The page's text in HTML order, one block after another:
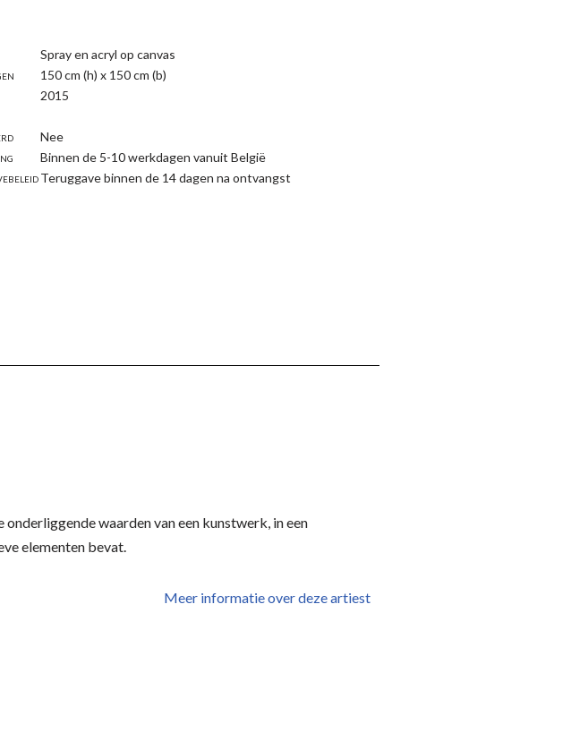
Spray en acryl op canvas
150 cm (h) x 150 cm (b)
2015
Nee
Binnen de 5-10 werkdagen vanuit België
Teruggave binnen de 14 dagen na ontvangst
waarden van een kunstwerk, in een
elementen bevat.
Meer informatie over deze artiest